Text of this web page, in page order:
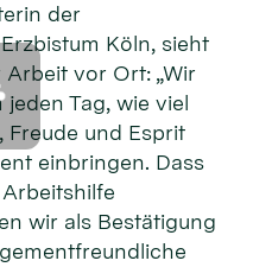
der
Köln, sieht
vor Ort: „Wir
Tag, wie viel
Freude und Esprit
einbringen. Dass
wir als Bestätigung